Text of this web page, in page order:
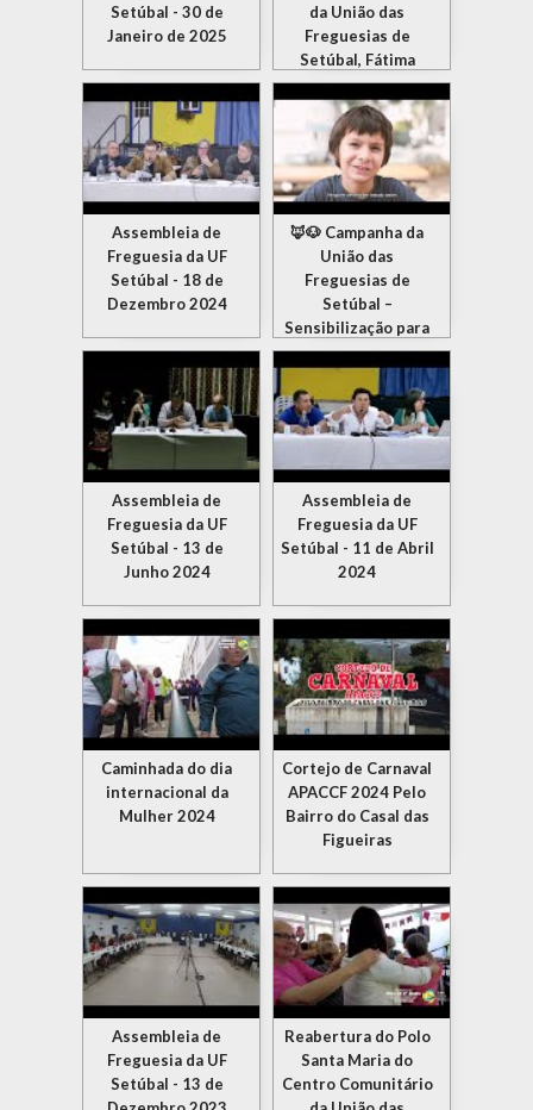
Setúbal - 30 de
Janeiro de 2025
da União das
Freguesias de
Setúbal, Fátima
Silveirinha
Assembleia de
Freguesia da UF
Setúbal - 18 de
Dezembro 2024
🦊🐶 Campanha da
União das
Freguesias de
Setúbal –
Sensibilização para
o não abandono de
animais 🦊🐶
Assembleia de
Freguesia da UF
Setúbal - 13 de
Junho 2024
Assembleia de
Freguesia da UF
Setúbal - 11 de Abril
2024
Caminhada do dia
internacional da
Mulher 2024
Cortejo de Carnaval
APACCF 2024 Pelo
Bairro do Casal das
Figueiras
Assembleia de
Freguesia da UF
Setúbal - 13 de
Reabertura do Polo
Santa Maria do
Centro Comunitário